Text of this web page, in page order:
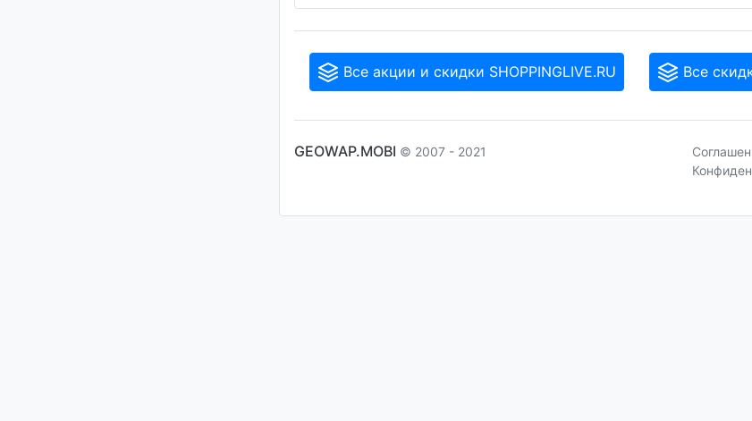
Все акции и скидки SHOPPINGLIVE.RU Все
GEOWAP.MOBI © 2007 - 2021